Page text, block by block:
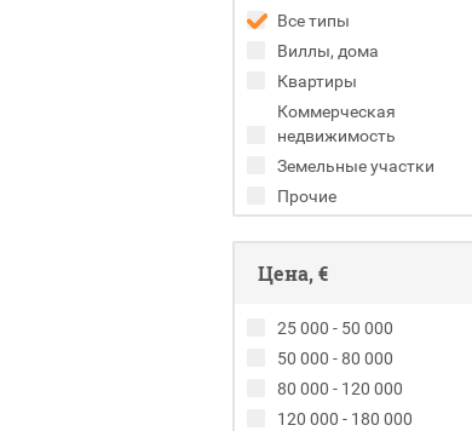
Все типы
Виллы, дома
Квартиры
Коммерческая
недвижимость
Земельные участки
Прочие
Цена, €
25 000 - 50 000
50 000 - 80 000
80 000 - 120 000
120 000 - 180 000